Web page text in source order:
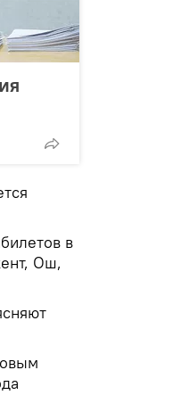
в
Ош,